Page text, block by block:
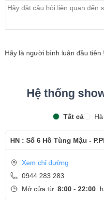
bảo hành sản phẩm
- Bàn giao máy cho khách
Cảm ơn quý khách đã
quan tâm tới dịch vụ thay
Care
- HotlineCSKH dịch vụ sửa
Hãy là người bình luận đầu tiên !
Hệ thống
Tất cả
HN : Số 6 Hồ Tùng Mậu -
Xem chỉ đường
0944 283 283
Mở cửa từ 8:00 - 22:00